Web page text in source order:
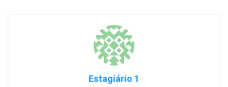
Estagiário 1